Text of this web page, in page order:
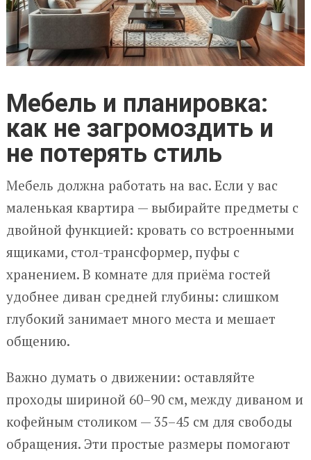
Мебель и планировка:
как не загромоздить и
не потерять стиль
Мебель должна работать на вас. Если у вас
маленькая квартира — выбирайте предметы с
двойной функцией: кровать со встроенными
ящиками, стол-трансформер, пуфы с
хранением. В комнате для приёма гостей
удобнее диван средней глубины: слишком
глубокий занимает много места и мешает
общению.
Важно думать о движении: оставляйте
проходы шириной 60–90 см, между диваном и
кофейным столиком — 35–45 см для свободы
обращения. Эти простые размеры помогают